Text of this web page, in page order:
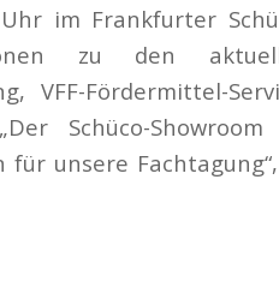
im Frankfurter
zu den
VFF-Fördermittel-
Schüco-
unsere